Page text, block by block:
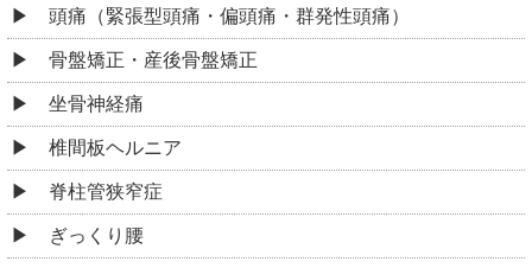
頭痛（緊張型頭痛・偏頭痛・群発性頭痛）
骨盤矯正・産後骨盤矯正
坐骨神経痛
椎間板ヘルニア
脊柱管狭窄症
ぎっくり腰